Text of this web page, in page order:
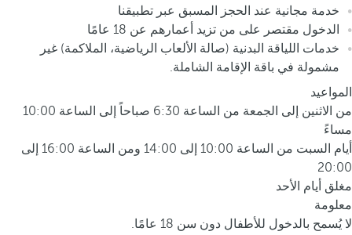
خدمة مجانية عند الحجز المسبق عبر تطبيقنا
الدخول مقتصر على من تزيد أعمارهم عن 18 عامًا
خدمات اللياقة البدنية (صالة الألعاب الرياضية، الملاكمة) غير
مشمولة في باقة الإقامة الشاملة.
المواعيد
من الاثنين إلى الجمعة من الساعة 6:30 صباحاً إلى الساعة 10:00
مساءً
أيام السبت من الساعة 10:00 إلى 14:00 ومن الساعة 16:00 إلى
20:00
مغلق أيام الأحد
معلومة
لا يُسمح بالدخول للأطفال دون سن 18 عامًا.